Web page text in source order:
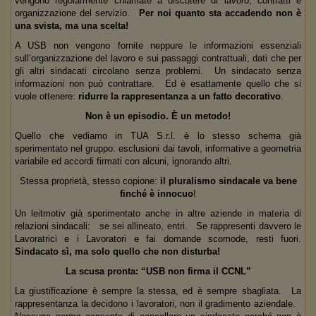
organizzazione del servizio.
Per noi quanto sta accadendo non è
una svista, ma una scelta!
A USB non vengono fornite neppure le informazioni essenziali
sull’organizzazione del lavoro e sui passaggi contrattuali, dati che per
gli altri sindacati circolano senza problemi. Un sindacato senza
informazioni non può contrattare. Ed è esattamente quello che si
vuole ottenere: ridurre la rappresentanza a un fatto decorativo.
Non è un episodio. È un metodo!
Quello che vediamo in TUA S.r.l. è lo stesso schema già
sperimentato nel gruppo: esclusioni dai tavoli, informative a geometria
variabile ed accordi firmati con alcuni, ignorando altri.
Stessa proprietà, stesso copione: il pluralismo sindacale va bene
finché è innocuo!
Un leitmotiv già sperimentato anche in altre aziende in materia di
relazioni sindacali: se sei allineato, entri. Se rappresenti davvero le
Lavoratrici e i Lavoratori e fai domande scomode, resti fuori.
Sindacato sì, ma solo quello che non disturba!
La scusa pronta: “USB non firma il CCNL”
La giustificazione è sempre la stessa, ed è sempre sbagliata. La
rappresentanza la decidono i lavoratori, non il gradimento aziendale.